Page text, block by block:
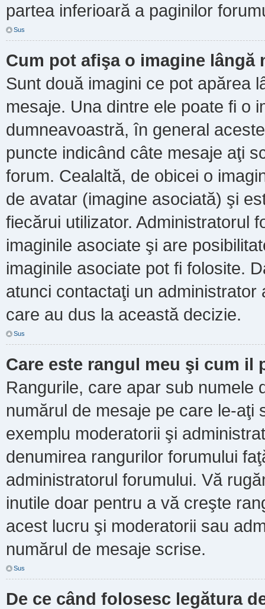
partea inferioară a paginilor
Sus
Cum pot afişa o imagine lângă
Sunt două imagini ce pot apărea
mesaje. Una dintre ele poate fi o
dumneavoastră, în general
puncte indicând câte mesaje aţi
forum. Cealaltă, de obicei o
de avatar (imagine asociată) şi
fiecărui utilizator. Administratorul
imaginile asociate şi are
imaginile asociate pot fi folosite.
atunci contactaţi un
care au dus la această decizie.
Sus
Care este rangul meu şi cum il
Rangurile, care apar sub numele
numărul de mesaje pe care le-aţi
exemplu moderatorii şi
denumirea rangurilor forumului
administratorul forumului. Vă
inutile doar pentru a vă creşte
acest lucru şi moderatorii sau
numărul de mesaje scrise.
Sus
De ce când folosesc legătura